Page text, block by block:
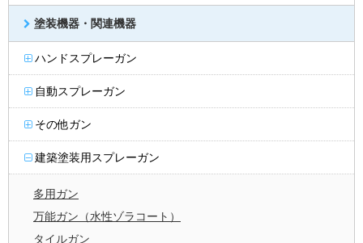
塗装機器・関連機器
ハンドスプレーガン
自動スプレーガン
その他ガン
建築塗装用スプレーガン
多用ガン
万能ガン（水性ゾラコート）
タイルガン